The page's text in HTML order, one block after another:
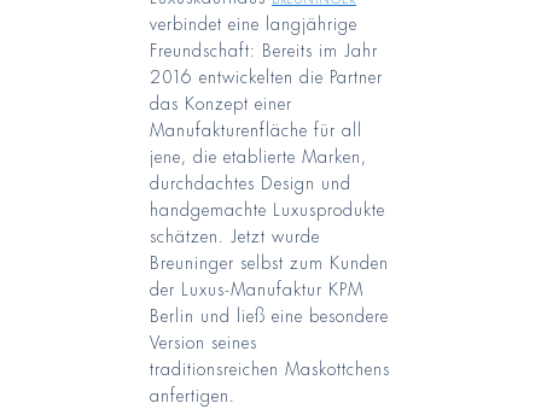
verbindet eine langjährige
Freundschaft: Bereits im Jahr
2016 entwickelten die Partner
das Konzept einer
Manufakturenfläche für all
jene, die etablierte Marken,
durchdachtes Design und
handgemachte Luxusprodukte
schätzen. Jetzt wurde
Breuninger selbst zum Kunden
der Luxus-Manufaktur KPM
Berlin und ließ eine besondere
Version seines
traditionsreichen Maskottchens
anfertigen.